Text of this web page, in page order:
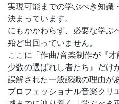
実現可能までの学ぶべき知識
決まっています。
にもかかわらず、必要な学ぶ
殆ど出回っていません。
ここに「作曲/音楽制作が『
少数の選ばれし者たち』だけ
誤解された一般認識の理由が
プロフェッショナル音楽クリ